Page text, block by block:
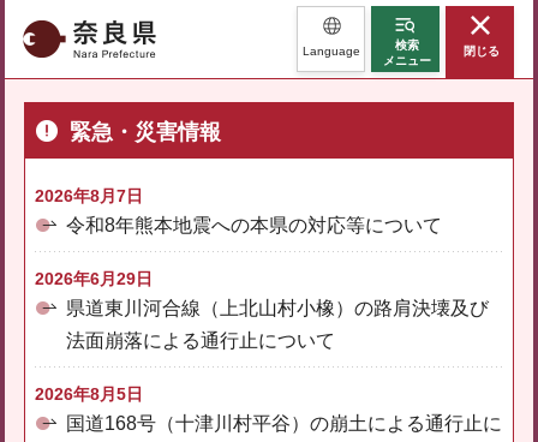
奈良県 Language
検索
メニュー
閉じる
緊急・災害情報
2026年8月7日
令和8年熊本地震への本県の対応等について
2026年6月29日
県道東川河合線（上北山村小橡）の路肩決壊及び
法面崩落による通行止について
2026年8月5日
国道168号（十津川村平谷）の崩土による通行止に